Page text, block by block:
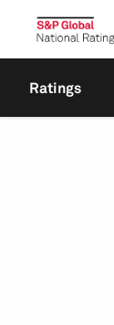
Ratings